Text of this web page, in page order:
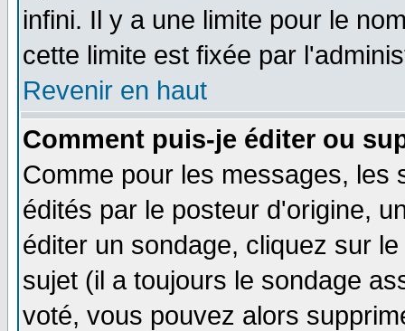
infini. Il y a une limite pour le
cette limite est fixée par
Revenir en haut
Comment puis-je éditer ou
Comme pour les messages, les
édités par le posteur d'origine,
éditer un sondage, cliquez sur
sujet (il a toujours le sondage
voté, vous pouvez alors